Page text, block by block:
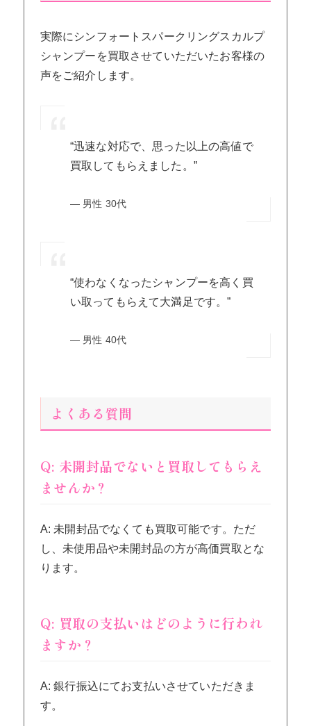
実際にシンフォートスパークリングスカルプ
シャンプーを買取させていただいたお客様の
声をご紹介します。
“迅速な対応で、思った以上の高値で
買取してもらえました。”
— 男性 30代
“使わなくなったシャンプーを高く買
い取ってもらえて大満足です。”
— 男性 40代
よくある質問
Q: 未開封品でないと買取してもらえ
ませんか？
A: 未開封品でなくても買取可能です。ただ
し、未使用品や未開封品の方が高価買取とな
ります。
Q: 買取の支払いはどのように行われ
ますか？
A: 銀行振込にてお支払いさせていただきま
す。